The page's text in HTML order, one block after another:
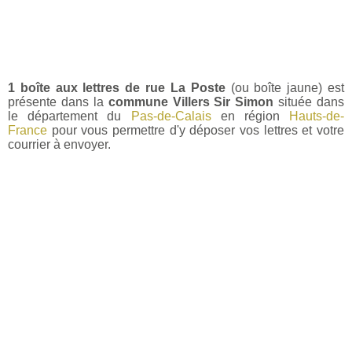
1 boîte aux lettres de rue La Poste(ou boîte jaune) est
présente dans la commune Villers Sir Simon située dans
le département du
Pas-de-Calaisen région
Hauts-de-
France pour vous permettre d'y déposer vos lettres et votre
courrier à envoyer.